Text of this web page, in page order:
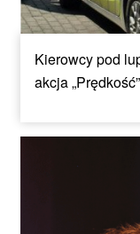
Kierowcy pod
akcja „Prędkość”